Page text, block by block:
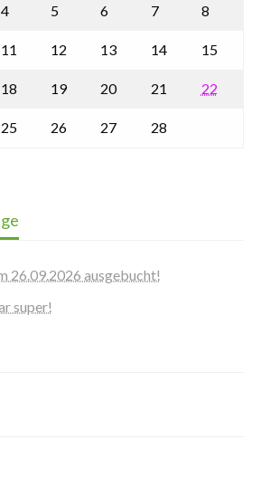
4 5 6 7 8
11 12 13 14 15
18 19 20 21 22
25 26 27 28
26.09.2026 ausgebucht!
super!